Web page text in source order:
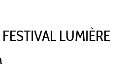
LUMIÈRE